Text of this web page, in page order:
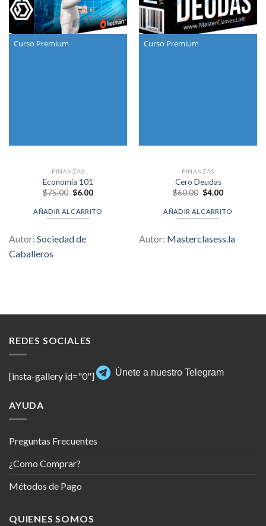
Curso Premium
FINANZAS
Economía 101
$75.00 Original
was:
$75.00.
$6.00Current
is:
$6.00.
AÑADIR AL CARRITO
Autor: Sociedad de
Caballeros
Curso Premium
FINANZAS
Cero Deudas
$60.00 Original
was:
$60.00.
$4.00Current
is:
$4.00.
AÑADIR AL CARRITO
Autor: Masterclasess.la
REDES SOCIALES
[insta-gallery id="0"] Únete a nuestro Telegram
AYUDA
Preguntas Frecuentes
¿Como Comprar?
Métodos de Pago
QUIENES SOMOS